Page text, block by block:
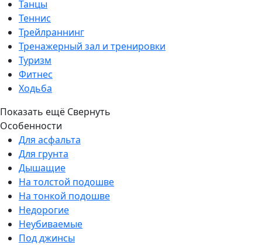
Танцы
Теннис
Трейлраннинг
Тренажерный зал и тренировки
Туризм
Фитнес
Ходьба
Показать ещё Свернуть
Особенности
Для асфальта
Для грунта
Дышащие
На толстой подошве
На тонкой подошве
Недорогие
Неубиваемые
Под джинсы